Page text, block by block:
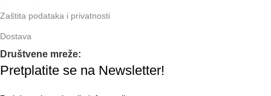
Zaštita podataka i privatnosti
Dostava
Društvene mreže:
Pretplatite se na Newsletter!